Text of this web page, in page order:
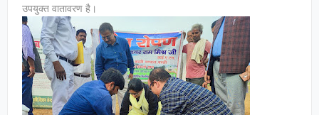
उपयुक्त वातावरण है।